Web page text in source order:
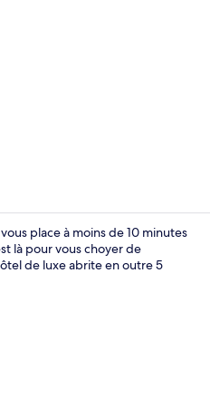
place à moins de 10 minutes
là pour vous choyer de
de luxe abrite en outre 5